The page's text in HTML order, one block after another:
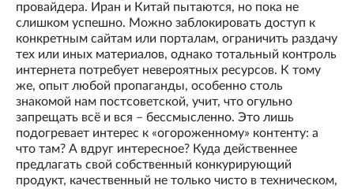
провайдера. Иран и Китай пытаются, но пока не
слишком успешно. Можно заблокировать доступ к
конкретным сайтам или порталам, ограничить раздачу
тех или иных материалов, однако тотальный контроль
интернета потребует невероятных ресурсов. К тому
же, опыт любой пропаганды, особенно столь
знакомой нам постсоветской, учит, что огульно
запрещать всё и вся – бессмысленно. Это лишь
подогревает интерес к «огороженному» контенту: а
что там? А вдруг интересное? Куда действеннее
предлагать свой собственный конкурирующий
продукт, качественный не только чисто в техническом,